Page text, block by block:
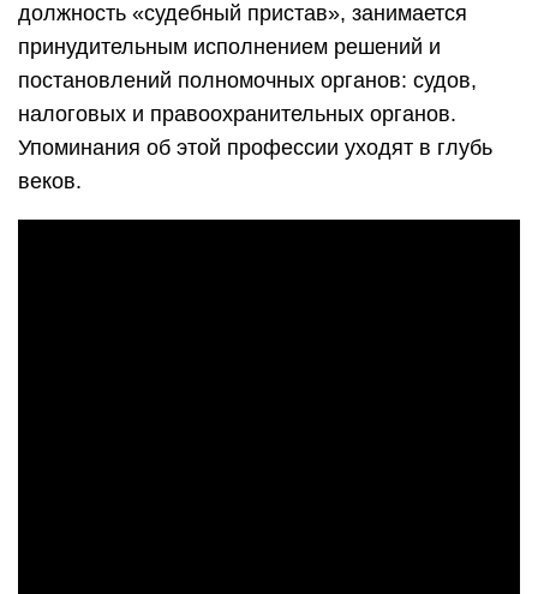
должность «судебный пристав», занимается
принудительным исполнением решений и
постановлений полномочных органов: судов,
налоговых и правоохранительных органов.
Упоминания об этой профессии уходят в глубь
веков.